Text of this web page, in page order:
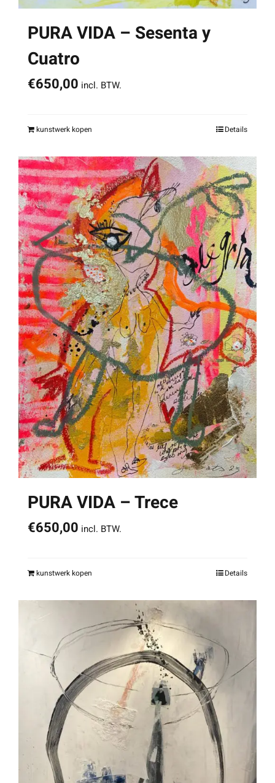
PURA VIDA – Sesenta y
Cuatro
€650,00 incl. BTW.
kunstwerk kopen Details
PURA VIDA – Trece
€650,00 incl. BTW.
kunstwerk kopen Details